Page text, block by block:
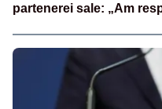
partenerei sale: „Am